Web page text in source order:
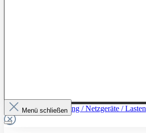
Zur Kategorie: Leistung / Netzgeräte / Lasten
Menü schließen